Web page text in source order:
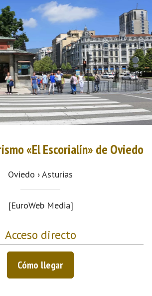
«El Escorialín» de Oviedo
Oviedo › Asturias
[EuroWeb Media]
Acceso directo
Cómo llegar